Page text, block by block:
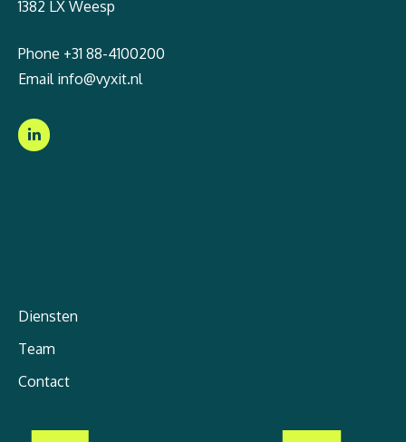
1382 LX Weesp
Phone +31 88-4100200
Email info@vyxit.nl
Diensten
Team
Contact